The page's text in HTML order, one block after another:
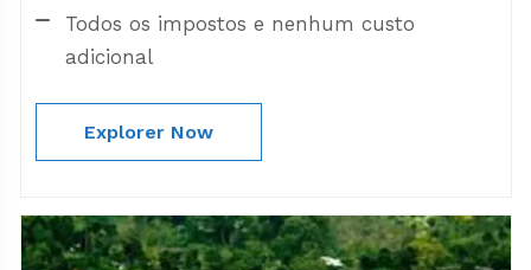
Todos os impostos e nenhum custo
adicional
Explorer Now